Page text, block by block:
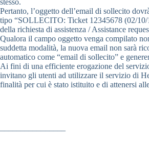
stesso.
Pertanto, l’oggetto dell’email di sollecito
tipo “SOLLECITO: Ticket 12345678 (02/
della richiesta di assistenza / Assistance
Qualora il campo oggetto venga compilato
suddetta modalità, la nuova email non sarà
automatico come “email di sollecito” e
Ai fini di una efficiente erogazione del
invitano gli utenti ad utilizzare il servizio di
finalità per cui è stato istituito e di attenersi